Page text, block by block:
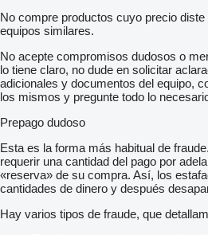
No compre productos cuyo precio
equipos similares.
No acepte compromisos dudosos o
lo tiene claro, no dude en solicitar
adicionales y documentos del equipo,
los mismos y pregunte todo lo
Prepago dudoso
Esta es la forma más habitual de
requerir una cantidad del pago por
«reserva» de su compra. Así, los
cantidades de dinero y después
Hay varios tipos de fraude, que